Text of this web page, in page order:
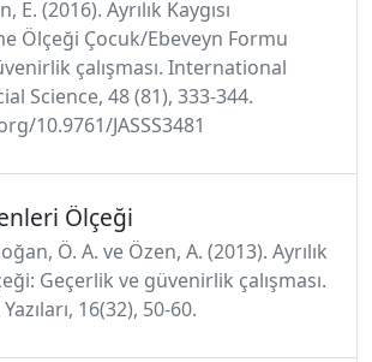
E. (2016). Ayrılık Kaygısı
Ölçeği Çocuk/Ebeveyn Formu
çalışması. International
Science, 48 (81), 333-344.
10.9761/JASSS3481
Ölçeği
Ö. A. ve Özen, A. (2013). Ayrılık
Geçerlik ve güvenirlik çalışması.
16(32), 50-60.